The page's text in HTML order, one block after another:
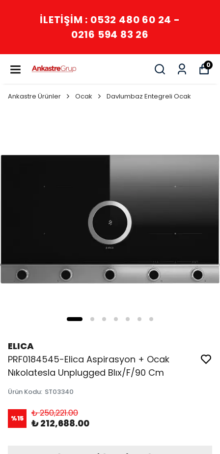
İLETİŞİM : 0532 480 60 24 -
0216 594 83 26
0
Ankastre Ürünler Ocak Davlumbaz Entegreli Ocak
ELICA
PRF0184545-Elica Aspirasyon + Ocak
Nıkolatesla Unplugged Blıx/F/90 Cm
Ürün Kodu: ST03340
%15 ₺ 250,221.00
₺ 212,688.00